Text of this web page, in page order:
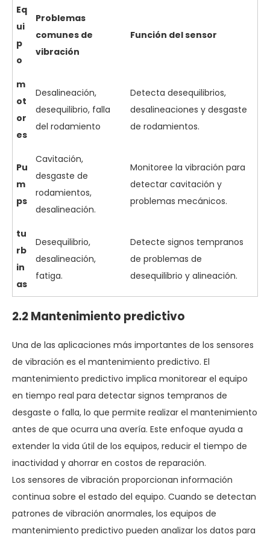
Eq
ui
p
o
Problemas
comunes de
vibración
Función del sensor
m
ot
or
es
Desalineación,
desequilibrio, falla
del rodamiento
Detecta desequilibrios,
desalineaciones y desgaste
de rodamientos.
Pu
m
ps
Cavitación,
desgaste de
rodamientos,
desalineación.
Monitoree la vibración para
detectar cavitación y
problemas mecánicos.
tu
rb
in
as
Desequilibrio,
desalineación,
fatiga.
Detecte signos tempranos
de problemas de
desequilibrio y alineación.
2.2 Mantenimiento predictivo
Una de las aplicaciones más importantes de los sensores
de vibración es el mantenimiento predictivo. El
mantenimiento predictivo implica monitorear el equipo
en tiempo real para detectar signos tempranos de
desgaste o falla, lo que permite realizar el mantenimiento
antes de que ocurra una avería. Este enfoque ayuda a
extender la vida útil de los equipos, reducir el tiempo de
inactividad y ahorrar en costos de reparación.
Los sensores de vibración proporcionan información
continua sobre el estado del equipo. Cuando se detectan
patrones de vibración anormales, los equipos de
mantenimiento predictivo pueden analizar los datos para